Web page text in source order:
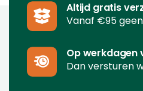
Altijd gratis
Vanaf €95
Op werkdagen
Dan versturen